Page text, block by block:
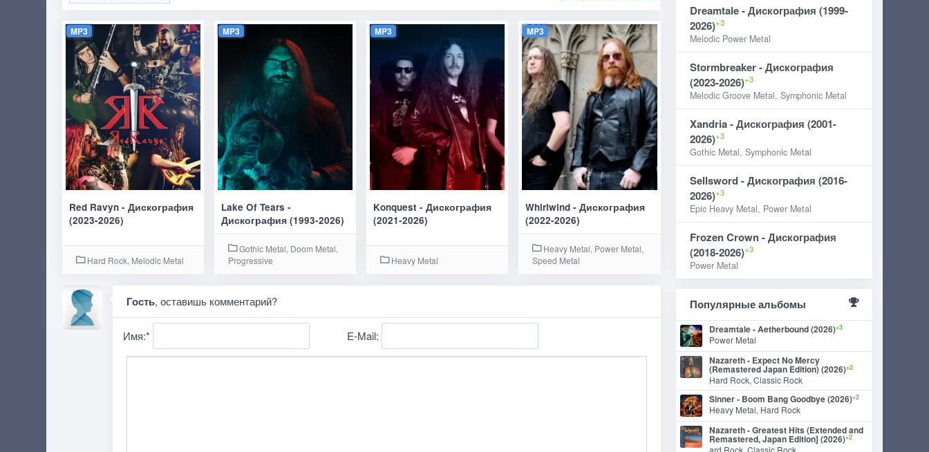
MP3
Red Ravyn - Дискография
(2023-2026)
Hard Rock, Melodic Metal
MP3
Lake Of Tears -
Дискография (1993-2026)
Gothic Metal, Doom Metal,
Progressive
MP3
Konquest - Дискография
(2021-2026)
Heavy Metal
MP3
Whirlwind - Дискография
(2022-2026)
Heavy Metal, Power Metal,
Speed Metal
Гость, оставишь комментарий?
Имя:* E-Mail:
Dreamtale - Дискография (1999-
2026)+3
Melodic Power Metal
Stormbreaker - Дискография
(2023-2026)+3
Melodic Groove Metal, Symphonic Metal
Xandria - Дискография (2001-
2026)+3
Gothic Metal, Symphonic Metal
Sellsword - Дискография (2016-
2026)+3
Epic Heavy Metal, Power Metal
Frozen Crown - Дискография
(2018-2026)+3
Power Metal
Популярные альбомы
Dreamtale - Aetherbound (2026)+3
Power Metal
Nazareth - Expect No Mercy
(Remastered Japan Edition) (2026)+2
Hard Rock, Classic Rock
Sinner - Boom Bang Goodbye (2026)+2
Heavy Metal, Hard Rock
Nazareth - Greatest Hits (Extended and
Remastered, Japan Edition] (2026)+2
ard Rock, Classic Rock